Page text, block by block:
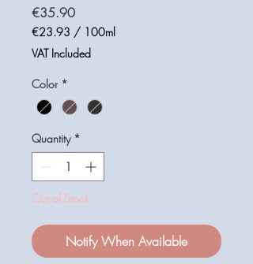
€35.90Price
€23.93 / 100ml
€23.93
per
100
Milliliters
VAT Included
Color *
Quantity *
Out of Stock
Notify When Available